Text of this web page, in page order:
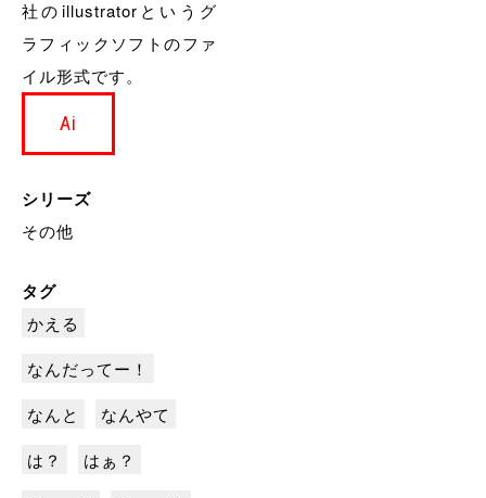
社のillustratorというグ
ラフィックソフトのファ
イル形式です。
Ai
シリーズ
その他
タグ
かえる
なんだってー！
なんと
なんやて
は？
はぁ？